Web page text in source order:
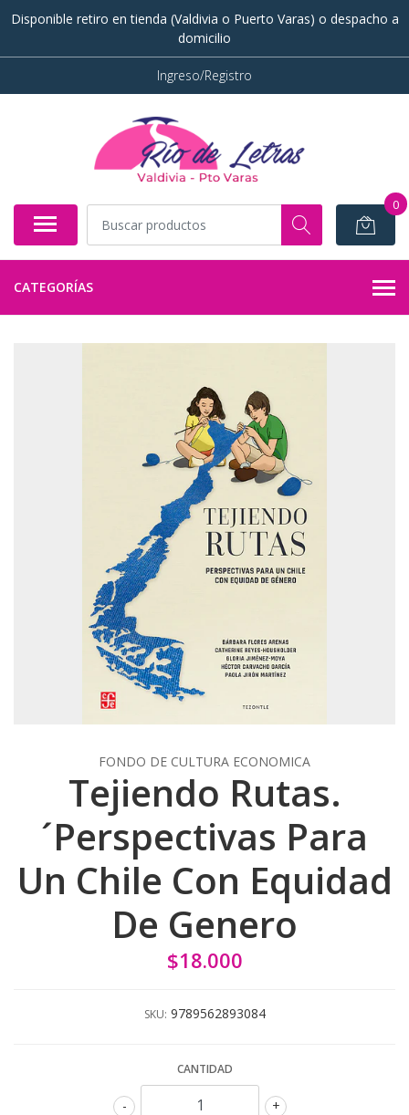
Disponible retiro en tienda (Valdivia o Puerto Varas) o despacho a
domicilio
Ingreso/Registro
0
CATEGORÍAS
FONDO DE CULTURA ECONOMICA
Tejiendo Rutas.
´Perspectivas Para
Un Chile Con Equidad
De Genero
$18.000
SKU: 9789562893084
CANTIDAD
+
-